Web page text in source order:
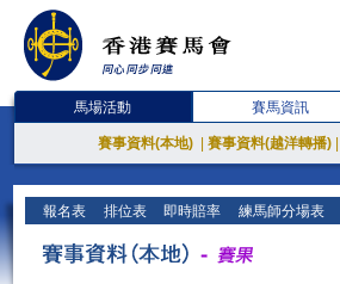
馬場活動 賽馬資訊
賽事資料(本地) 賽事資料(越洋轉播)
報名表 排位表 即時賠率 練馬師分場表